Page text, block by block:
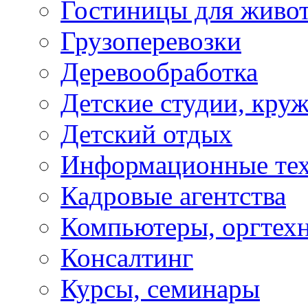
Гостиницы для
Грузоперевозки
Деревообработка
Детские студии,
Детский отдых
Информационные
Кадровые агентства
Компьютеры,
Консалтинг
Курсы, семинары